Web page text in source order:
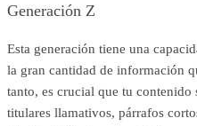
Generación Z
Esta generación tiene una
la gran cantidad de información
tanto, es crucial que tu
titulares llamativos, párrafos